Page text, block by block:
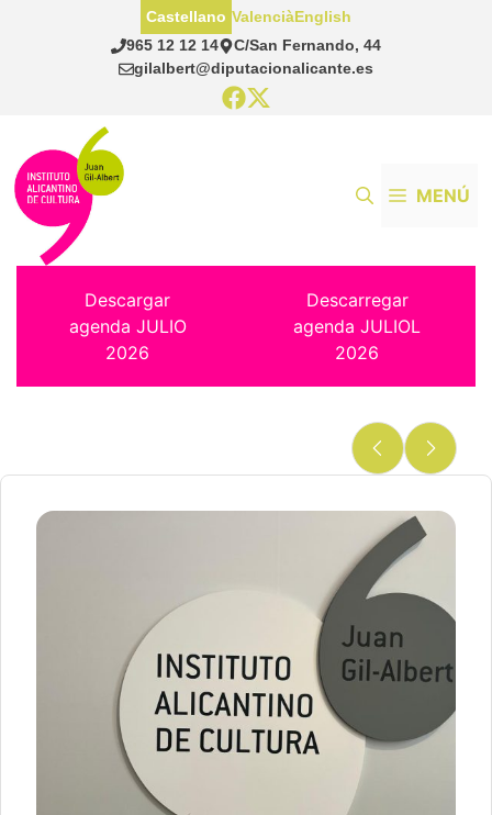
965 12 12 14
C/San Fernando, 44
gilalbert@diputacionalicante.es
Castellano ValenciàEnglish
MENÚ
Descargar
agenda JULIO
2026
Descarregar
agenda JULIOL
2026